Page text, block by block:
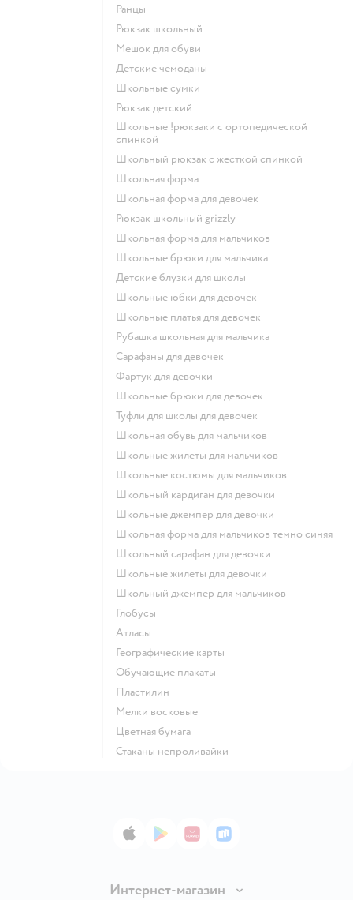
Ранцы
Рюкзак школьный
Мешок для обуви
Детские чемоданы
Школьные сумки
Рюкзак детский
Школьные !рюкзаки с ортопедической
спинкой
Школьный рюкзак с жесткой спинкой
Школьная форма
Школьная форма для девочек
Рюкзак школьный grizzly
Школьная форма для мальчиков
Школьные брюки для мальчика
Детские блузки для школы
Школьные юбки для девочек
Школьные платья для девочек
Рубашка школьная для мальчика
Сарафаны для девочек
Фартук для девочки
Школьные брюки для девочек
Туфли для школы для девочек
Школьная обувь для мальчиков
Школьные жилеты для мальчиков
Школьные костюмы для мальчиков
Школьный кардиган для девочки
Школьные джемпер для девочки
Школьная форма для мальчиков темно синяя
Школьный сарафан для девочки
Школьные жилеты для девочки
Школьный джемпер для мальчиков
Глобусы
Атласы
Географические карты
Обучающие плакаты
Пластилин
Мелки восковые
Цветная бумага
Стаканы непроливайки
App StoreGoogle Play
AppGallery
RuStore
Интернет-магазин